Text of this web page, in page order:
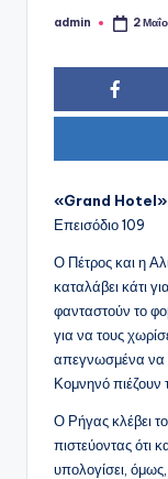
Συγγραφέας:
admin 2
«Grand Hotel»
Επεισόδιο 109
Ο Πέτρος και η
καταλάβει κάτι
φανταστούν το
για να τους
απεγνωσμένα να
Κομνηνό πιέζουν
Ο Ρήγας κλέβει
πιστεύοντας ότι
υπολογίσει,